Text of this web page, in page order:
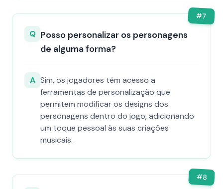
#7
Q Posso personalizar os personagens
de alguma forma?
A Sim, os jogadores têm acesso a
ferramentas de personalização que
permitem modificar os designs dos
personagens dentro do jogo, adicionando
um toque pessoal às suas criações
musicais.
#8